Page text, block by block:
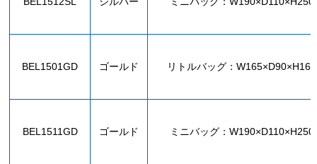
BEL1501GD ゴールド リトルバッグ：
BEL1511GD ゴールド ミニバッグ：W190×D110×H250